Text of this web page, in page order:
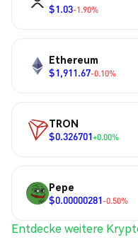
$1.03-1.90%
Ethereum
$1,911.67-0.10%
TRON
$0.326701+0.00%
Pepe
$0.00000281-0.50%
Entdecke weitere